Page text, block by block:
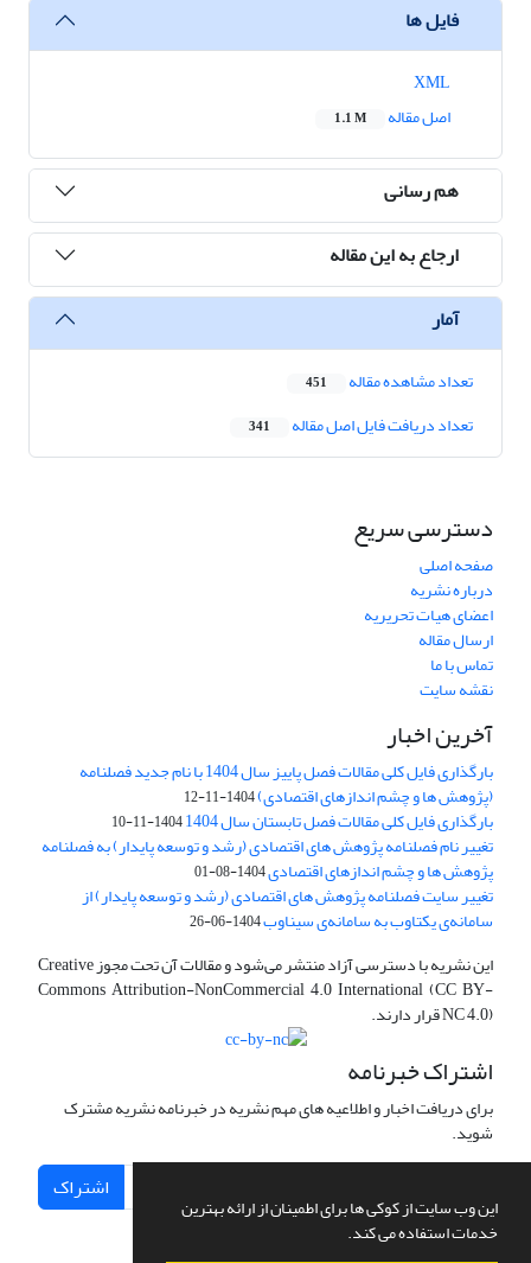
این وب سایت از کوکی ها برای اطمینان از ارائه بهترین
خدمات استفاده می کند.
فایل ها
اصل مقاله
1.1 M
هم رسانی
ارجاع به این مقاله
آمار
تعداد مشاهده مقاله 451
تعداد دریافت فایل اصل مقاله 341
دسترسی سریع
صفحه اصلی
درباره نشریه
اعضای هیات تحریریه
ارسال مقاله
تماس با ما
نقشه سایت
آخرین اخبار
بارگذاری فایل کلی مقالات فصل پاییز سال 1404 با نام جدید فصلنامه
(پژوهش ها و چشم اندازهای اقتصادی)1404-11-12
بارگذاری فایل کلی مقالات فصل تابستان سال 1404 1404-11-10
تغییر نام فصلنامه پژوهش های اقتصادی (رشد و توسعه پایدار) به فصلنامه
پژوهش ها و چشم اندازهای اقتصادی1404-08-01
تغییر سایت فصلنامه پژوهش های اقتصادی (رشد و توسعه پایدار) از
سامانه‌ی یکتاوب به سامانه‌ی سیناوب1404-06-26
این نشریه با دسترسی آزاد منتشر می‌شود و مقالات آن تحت مجوز Creative
Commons Attribution-NonCommercial 4.0 International (CC BY-
NC 4.0) قرار دارند.
اشتراک خبرنامه
برای دریافت اخبار و اطلاعیه های مهم نشریه در خبرنامه نشریه مشترک
شوید.
اشتراک